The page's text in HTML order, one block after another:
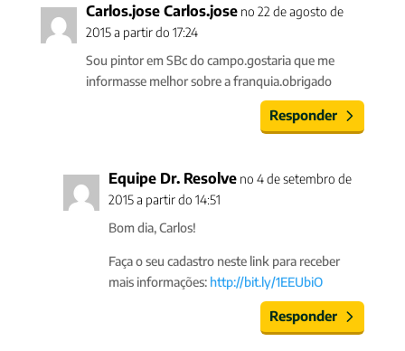
Carlos.jose Carlos.jose no 22 de agosto de
2015 a partir do 17:24
Sou pintor em SBc do campo.gostaria que me
informasse melhor sobre a franquia.obrigado
Responder
Equipe Dr. Resolve no 4 de setembro de
2015 a partir do 14:51
Bom dia, Carlos!
Faça o seu cadastro neste link para receber
mais informações: http://bit.ly/1EEUbiO
Responder